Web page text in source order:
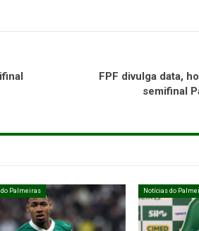
FPF divulga data,
semifinal
do Palmeiras Notícias do